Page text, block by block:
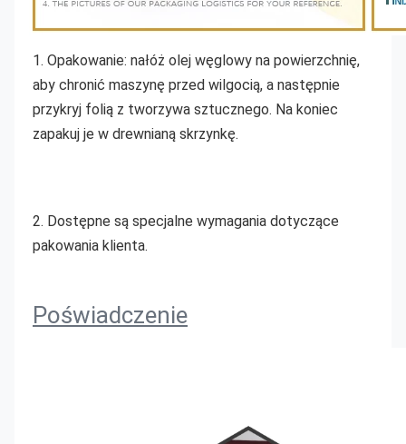
1. Opakowanie: nałóż olej węglowy na powierzchnię,
aby chronić maszynę przed wilgocią, a następnie
przykryj folią z tworzywa sztucznego. Na koniec
zapakuj je w drewnianą skrzynkę.
2. Dostępne są specjalne wymagania dotyczące
pakowania klienta.
Poświadczenie